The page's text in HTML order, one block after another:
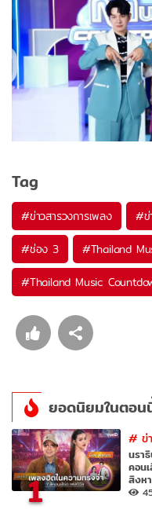
Tag
#ข่าวสารวงการเพลง #
#ช่อง 3 #Thailand
#Thailand Music
ยอดนิยมในตอน
1
#ข่
นรา
คอน
สิงห